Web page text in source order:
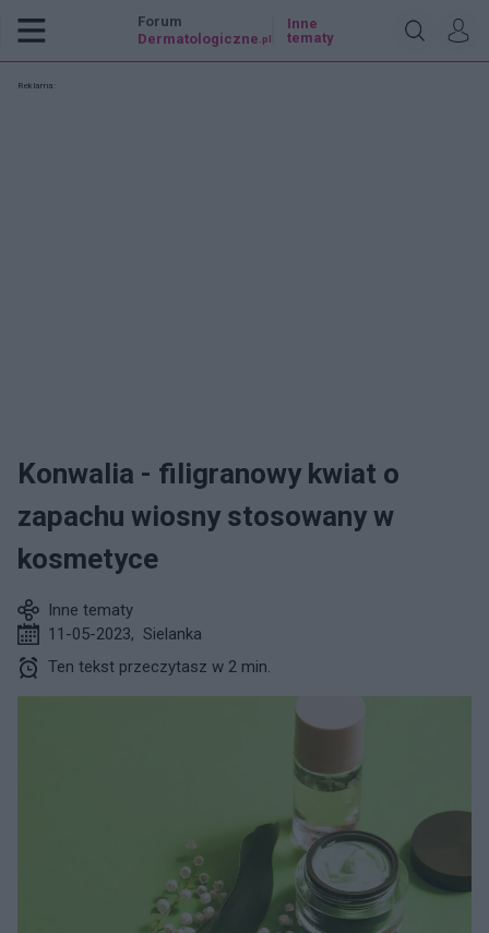
Forum
Dermatologiczne .pl
Inne
tematy
Reklama:
Konwalia - filigranowy kwiat o
zapachu wiosny stosowany w
kosmetyce
Inne tematy
11-05-2023, Sielanka
Ten tekst przeczytasz w 2 min.